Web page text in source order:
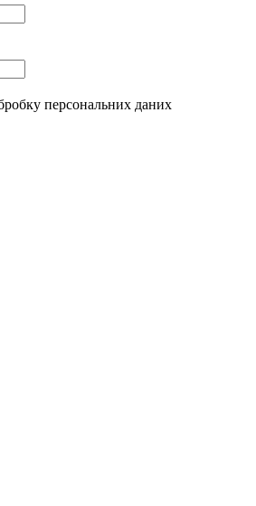
персональних даних